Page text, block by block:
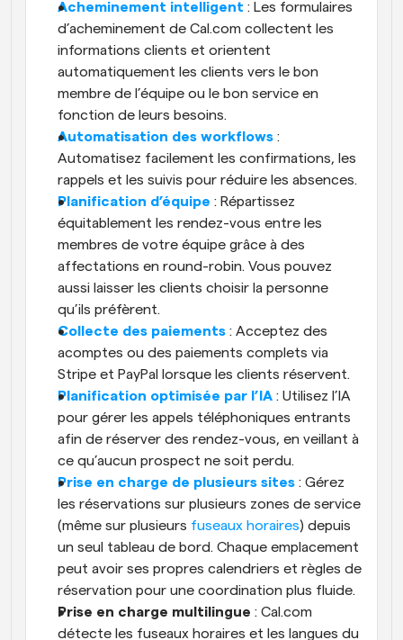
Acheminement intelligent : Les formulaires
d’acheminement de Cal.com collectent les
informations clients et orientent
automatiquement les clients vers le bon
membre de l’équipe ou le bon service en
fonction de leurs besoins.
Automatisation des workflows :
Automatisez facilement les confirmations, les
rappels et les suivis pour réduire les absences.
Planification d’équipe : Répartissez
équitablement les rendez-vous entre les
membres de votre équipe grâce à des
affectations en round-robin. Vous pouvez
aussi laisser les clients choisir la personne
qu’ils préfèrent.
Collecte des paiements : Acceptez des
acomptes ou des paiements complets via
Stripe et PayPal lorsque les clients réservent.
Planification optimisée par l’IA : Utilisez l’IA
pour gérer les appels téléphoniques entrants
afin de réserver des rendez-vous, en veillant à
ce qu’aucun prospect ne soit perdu.
Prise en charge de plusieurs sites : Gérez
les réservations sur plusieurs zones de service
(même sur plusieurs fuseaux horaires) depuis
un seul tableau de bord. Chaque emplacement
peut avoir ses propres calendriers et règles de
réservation pour une coordination plus fluide.
Prise en charge multilingue : Cal.com
détecte les fuseaux horaires et les langues du